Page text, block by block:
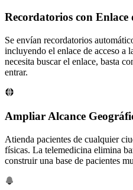
Recordatorios con Enlace
Se envían recordatorios
incluyendo el enlace de acceso a
necesita buscar el enlace, basta
entrar.
Ampliar Alcance
Atienda pacientes de cualquier
físicas. La telemedicina elimina
construir una base de pacientes